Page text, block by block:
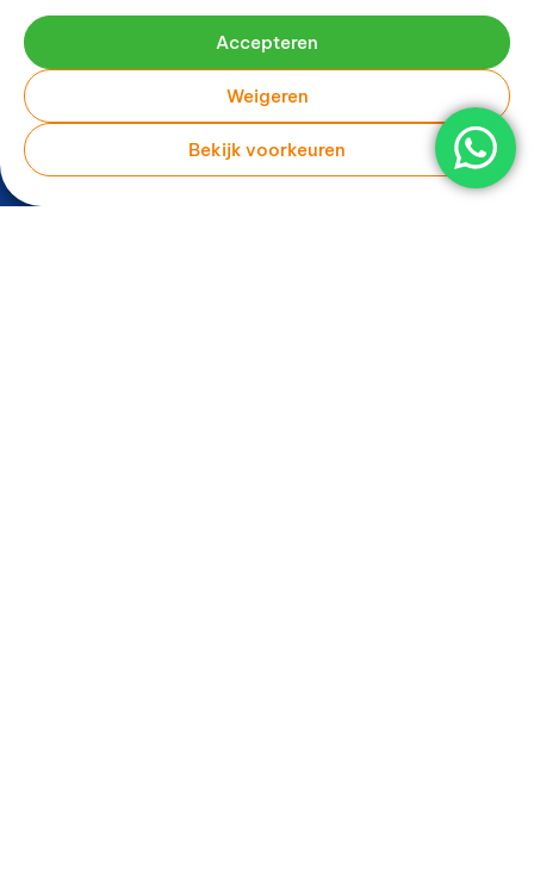
Accepteren
Weigeren
Bekijk voorkeuren
Contactgegevens
0527 – 240 374